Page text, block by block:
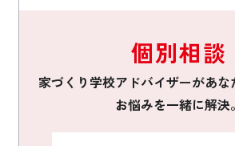
個別相談
家づくり学校アドバイザーがあな
お悩みを一緒に解決。